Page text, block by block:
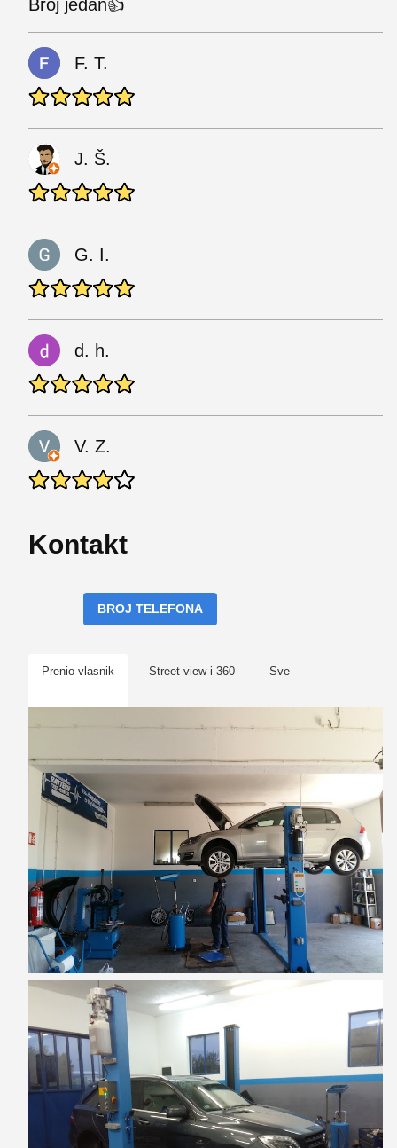
Broj jedan👍
F. T.
J. Š.
G. I.
d. h.
V. Z.
Kontakt
BROJ TELEFONA
Prenio vlasnik Street view i 360 Sve